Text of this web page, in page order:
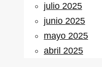
julio 2025
junio 2025
mayo 2025
abril 2025